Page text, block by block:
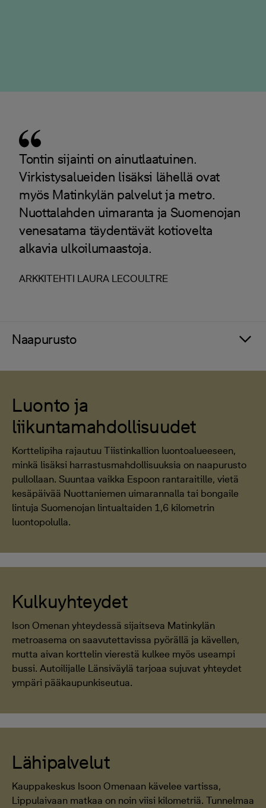
Tontin sijainti on ainutlaatuinen.
Virkistysalueiden lisäksi lähellä ovat
myös Matinkylän palvelut ja metro.
Nuottalahden uimaranta ja Suomenojan
venesatama täydentävät kotiovelta
alkavia ulkoilumaastoja.
ARKKITEHTI LAURA LECOULTRE
Naapurusto
Luonto ja
liikuntamahdollisuudet
Korttelipiha rajautuu Tiistinkallion luontoalueeseen,
minkä lisäksi harrastusmahdollisuuksia on naapurusto
pullollaan. Suuntaa vaikka Espoon rantaraitille, vietä
kesäpäivää Nuottaniemen uimarannalla tai bongaile
lintuja Suomenojan lintualtaiden 1,6 kilometrin
luontopolulla.
Kulkuyhteydet
Ison Omenan yhteydessä sijaitseva Matinkylän
metroasema on saavutettavissa pyörällä ja kävellen,
mutta aivan korttelin vierestä kulkee myös useampi
bussi. Autoilijalle Länsiväylä tarjoaa sujuvat yhteydet
ympäri pääkaupunkiseutua.
Lähipalvelut
Kauppakeskus Isoon Omenaan kävelee vartissa,
Lippulaivaan matkaa on noin viisi kilometriä. Tunnelmaa